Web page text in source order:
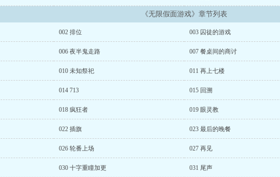
《无限假面游戏》章节列表
002 排位 003 囚徒的游戏
006 夜半鬼走路 007 餐桌间的商讨
010 未知祭祀 011 再上七楼
014 713 015 回溯
018 疯狂者 019 眼灵教
022 插旗 023 最后的晚餐
026 轮番上场 027 再见
030 十字重瞳加更 031 尾声